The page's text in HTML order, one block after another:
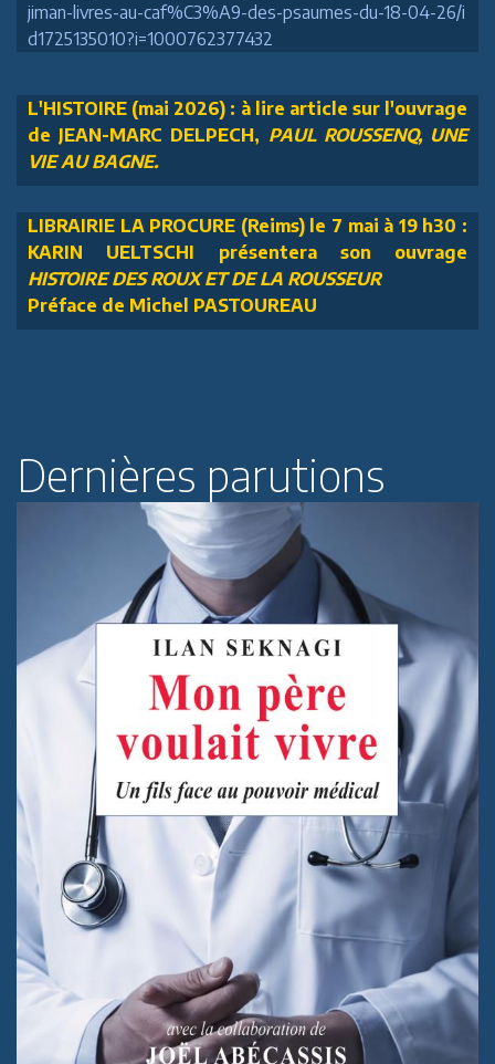
jiman-livres-au-caf%C3%A9-des-psaumes-du-18-04-26/i
d1725135010?i=1000762377432
L'HISTOIRE (mai 2026) : à lire article sur l'ouvrage
de JEAN-MARC DELPECH, PAUL ROUSSENQ, UNE
VIE AU BAGNE.
LIBRAIRIE LA PROCURE (Reims) le 7 mai à 19 h30 :
KARIN UELTSCHI présentera son ouvrage
HISTOIRE DES ROUX ET DE LA ROUSSEUR
Préface de Michel PASTOUREAU
Dernières parutions